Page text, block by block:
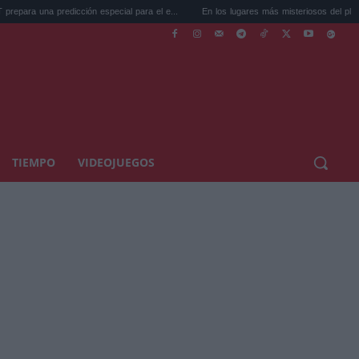
especial para el e... En los lugares más misteriosos del planeta: Stoneh...
TIEMPO VIDEOJUEGOS